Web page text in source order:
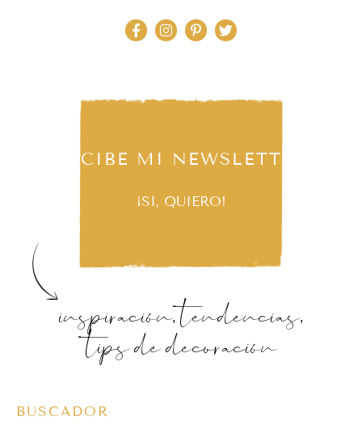
RECIBE MI NEWSLETTER
¡SÍ, QUIERO!
inspiración, tendencias,
tips de decoración
BUSCADOR